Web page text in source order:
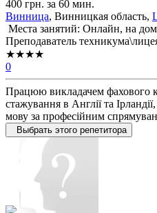
400 грн. за 60 мин.
Винница, Винницкая область,
Места занятий: Онлайн, на
Преподаватель
★★★★
0
Працюю викладачем фахового
стажування в Англії та
мову за професійним
Выбрать этого репетитора